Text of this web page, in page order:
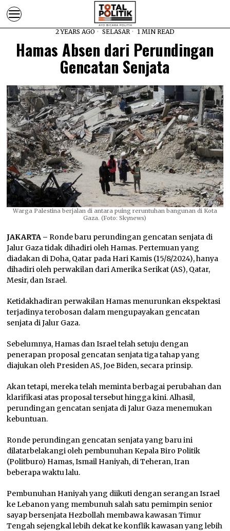
2 YEARS AGO SELASAR 1 MIN READ
Hamas Absen dari Perundingan
Gencatan Senjata
Warga Palestina berjalan di antara puing reruntuhan bangunan di Kota
Gaza. (Foto: Skynews)
JAKARTA –Ronde baru perundingan gencatan senjata di
Jalur Gaza tidak dihadiri oleh Hamas. Pertemuan yang
diadakan di Doha, Qatar pada Hari Kamis (15/8/2024), hanya
dihadiri oleh perwakilan dari Amerika Serikat (AS), Qatar,
Mesir, dan Israel.
Ketidakhadiran perwakilan Hamas menurunkan ekspektasi
terjadinya terobosan dalam mengupayakan gencatan
senjata di Jalur Gaza.
Sebelumnya, Hamas dan Israel telah setuju dengan
penerapan proposal gencatan senjata tiga tahap yang
diajukan oleh Presiden AS, Joe Biden, secara prinsip.
Akan tetapi, mereka telah meminta berbagai perubahan dan
klarifikasi atas proposal tersebut hingga kini. Alhasil,
perundingan gencatan senjata di Jalur Gaza menemukan
kebuntuan.
Ronde perundingan gencatan senjata yang baru ini
dilatarbelakangi oleh pembunuhan Kepala Biro Politik
(Politburo) Hamas, Ismail Haniyah, di Teheran, Iran
beberapa waktu lalu.
Pembunuhan Haniyah yang diikuti dengan serangan Israel
ke Lebanon yang membunuh salah satu pemimpin senior
sayap bersenjata Hezbollah membawa kawasan Timur
Tengah sejengkal lebih dekat ke konflik kawasan yang lebih